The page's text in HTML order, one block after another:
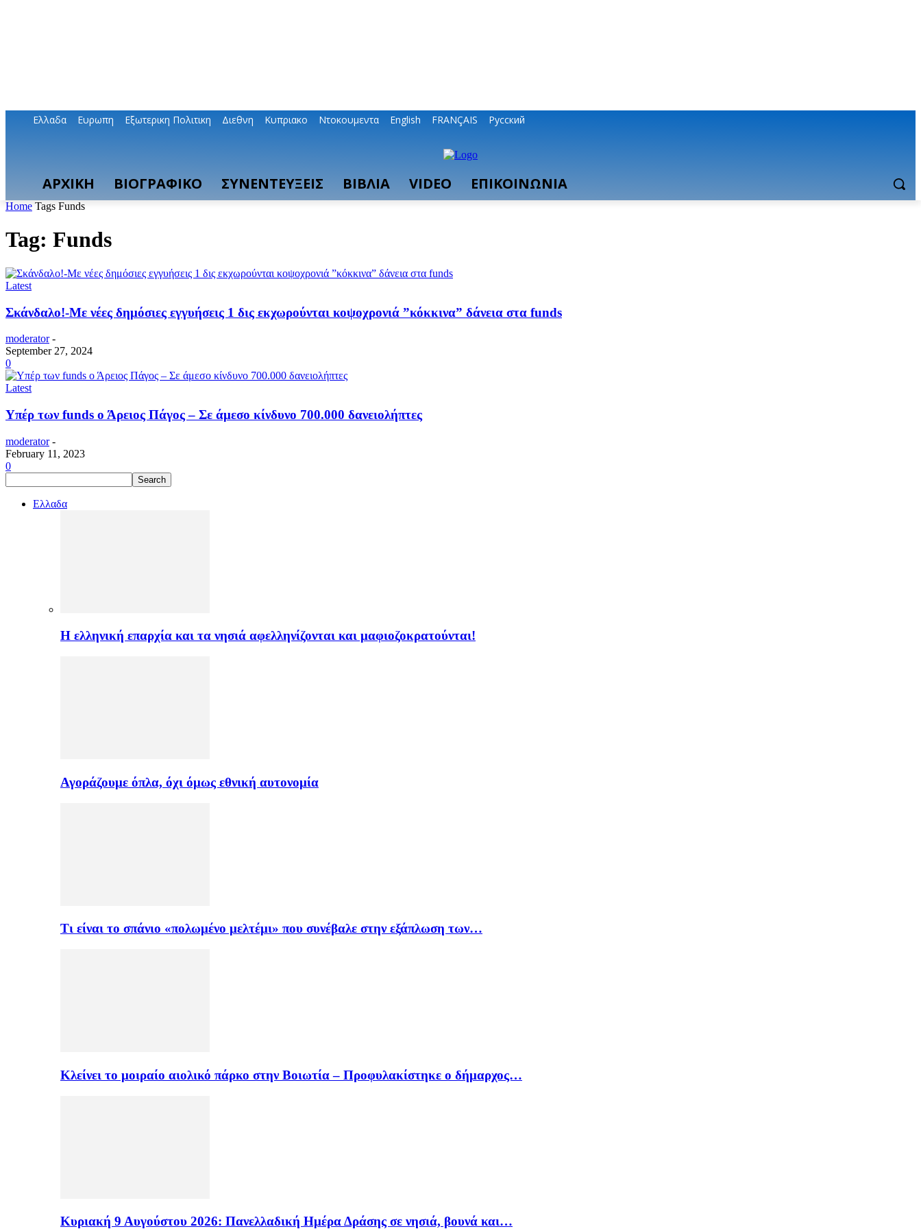
Ελλαδα Ευρωπη Εξωτερικη Πολιτικη Διεθνη Κυπριακο Ντοκουμεντα English FRANÇAIS Русский
ΑΡΧΙΚΗ ΒΙΟΓΡΑΦΙΚΟ ΣΥΝΕΝΤΕΥΞΕΙΣ ΒΙΒΛΙΑ VIDEO ΕΠΙΚΟΙΝΩΝΙΑ
Home Tags Funds
Tag: Funds
Latest
Σκάνδαλο!-Με νέες δημόσιες εγγυήσεις 1 δις εκχωρούνται κοψοχρονιά ”κόκκινα” δάνεια στα funds
moderator -
September 27, 2024
0
Latest
Υπέρ των funds ο Άρειος Πάγος – Σε άμεσο κίνδυνο 700.000 δανειολήπτες
moderator -
February 11, 2023
0
Ελλαδα
H ελληνική επαρχία και τα νησιά αφελληνίζονται και μαφιοζοκρατούνται!
Αγοράζουμε όπλα, όχι όμως εθνική αυτονομία
Τι είναι το σπάνιο «πολωμένο μελτέμι» που συνέβαλε στην εξάπλωση των…
Κλείνει το μοιραίο αιολικό πάρκο στην Βοιωτία – Προφυλακίστηκε ο δήμαρχος…
Κυριακή 9 Αυγούστου 2026: Πανελλαδική Ημέρα Δράσης σε νησιά, βουνά και…